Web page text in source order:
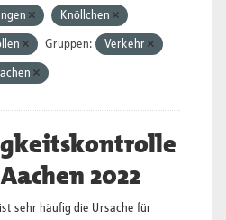
Knöllchen
Gruppen: Verkehr
2022
sehr häufig die Ursache für